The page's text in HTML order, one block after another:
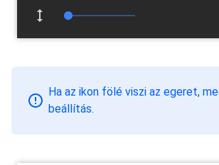
Ha az ikon fölé viszi az egeret,
beállítás.